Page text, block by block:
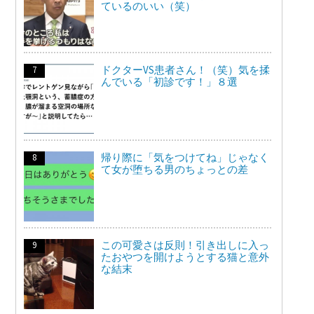
ているのいい（笑）
ドクターVS患者さん！（笑）気を揉
んでいる「初診です！」８選
帰り際に「気をつけてね」じゃなく
て女が堕ちる男のちょっとの差
この可愛さは反則！引き出しに入っ
たおやつを開けようとする猫と意外
な結末